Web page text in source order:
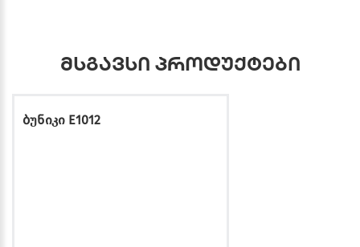
მსგავსი პროდუქტები
ბუნიკი E1012